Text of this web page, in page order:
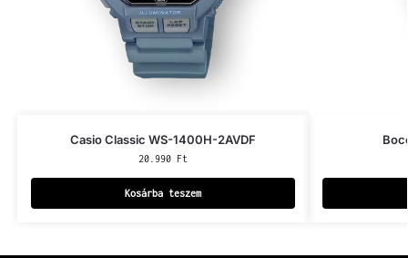
Casio Classic WS-1400H-2AVDF
20.990 Ft
Kosárba teszem